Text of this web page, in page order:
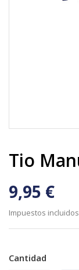
Tio
9,95 €
Impuestos incluidos
Cantidad